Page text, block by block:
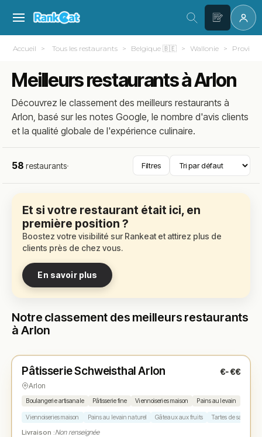
Accueil Tous les restaurants Belgique 🇧🇪 Wallonie
Meilleurs restaurants à Arlon
Découvrez le classement des meilleurs restaurants à
Arlon, basé sur les notes Google, le nombre d'avis clients
et la qualité globale de l'expérience culinaire.
58 restaurants· Filtres
Et si votre restaurant était ici, en
première position ?
Boostez votre visibilité sur Rankeat et attirez plus de
clients près de chez vous.
En savoir plus
Notre classement des meilleurs restaurants
à Arlon
★ N° 1
Pâtisserie Schweisthal Arlon €-€€
Arlon
Boulangerie artisanale Pâtisserie fine Viennoiseries maison Pains au levain
Viennoiseries maison Pains au levain naturel Gâteaux aux fruits Tartes de saison
Livraison :Non renseignée